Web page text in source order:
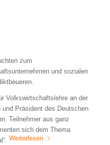
zum
und sozialen
Volkswirtschaftslehre an der
Präsident des Deutschen
Teilnehmer aus ganz
sich dem Thema
Weiterlesen